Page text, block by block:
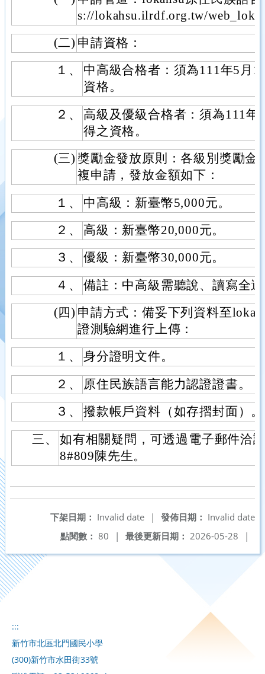
s://lokahsu.ilrdf.org.tw/
(二) 申請資格：
１、
中高級合格者：須為111年5月
資格。
２、
高級及優級合格者：須為111年
得之資格。
(三) 獎勵金發放原則：各級別獎勵金
複申請，發放金額如下：
１、
中高級：新臺幣5,000元。
２、
高級：新臺幣20,000元。
３、
優級：新臺幣30,000元。
４、
備註：中高級需聽說、讀寫全
(四) 申請方式：備妥下列資料至
證測驗網進行上傳：
１、
身分證明文件。
２、
原住民族語言能力認證證書。
３、
撥款帳戶資料（如存摺封面）。
三、
如有相關疑問，可透過電子郵件洽
8#809陳先生。
發佈日期： Invalid date
下架日期： Invalid date
|
最後更新日期： 2026-05-28 |
點閱數： 80 |
:::
新竹市北區北門國民小學
(300)新竹市水田街33號